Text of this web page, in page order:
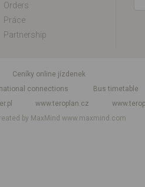
Orders
Práce
Partnership
Ceníky online jízdenek
connections
Bus timetable
www.teroplan.cz
by MaxMindwww.maxmind.com